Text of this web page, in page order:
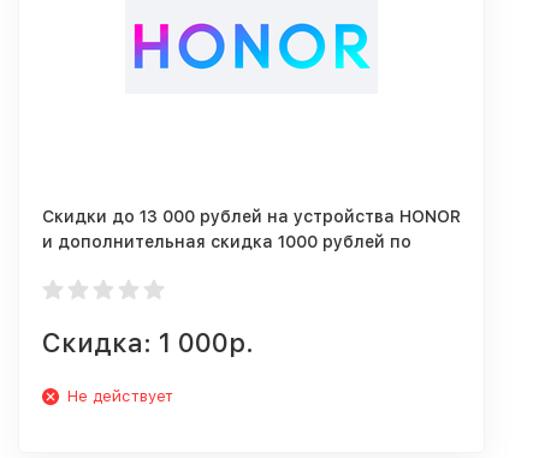
Скидки до 13 000 рублей на устройства HONOR
и дополнительная скидка 1000 рублей по
Скидка: 1 000р.
Не действует